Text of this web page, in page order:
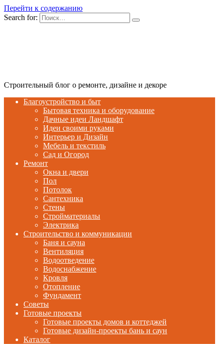
Перейти к содержанию
Search for:
Строительный блог о ремонте, дизайне и декоре
Благоустройство и быт
Бытовая техника и оборудование
Дачные идеи Ландшафт
Идеи своими руками
Интерьер и Дизайн
Мебель и текстиль
Сад и Огород
Ремонт
Окна и двери
Пол
Потолок
Сантехника
Стены
Стройматериалы
Электрика
Строительство и коммуникации
Баня и сауна
Вентиляция
Водоотведение
Водоснабжение
Кровля
Отопление
Фундамент
Советы
Готовые проекты
Готовые проекты домов и коттеджей
Готовые дизайн-проекты бань и саун
Каталог